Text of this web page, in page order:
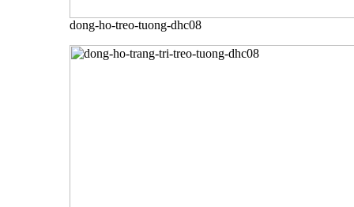
dong-ho-treo-tuong-dhc08